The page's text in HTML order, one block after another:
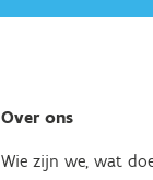
Over ons
Wie zijn we, wat